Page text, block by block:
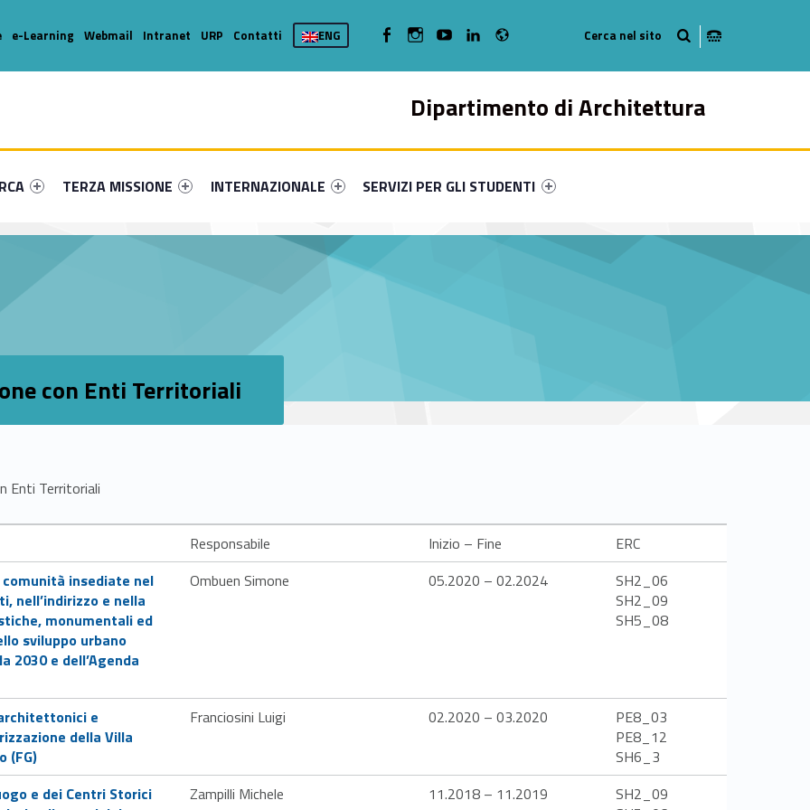
Dipartimento di Architettura
primary-52733-16
#link-menu-primary-22677-36
Link identifier #link-menu-primary-25350-46
TERZA MISSIONE
Link identifier #link-menu-primary-76352-49
INTERNAZIONALE
Link identifier #link-menu-primary-30702-57
SERVIZI PER GLI STUDENTI
e-Learning Webmail Intranet URP Contatti ENG WebMan on FacebookWebMan on Instagram
WebMan on YoutubeWebMan on Linkedin
con Enti Territoriali
Enti Territoriali
Responsabile Inizio – Fine
ERC
insediate nel
nell’indirizzo e nella
monumentali ed
sviluppo urbano
2030 e dell’Agenda
Ombuen Simone 05.2020 – 02.2024
SH2_06
SH2_09
SH5_08
e
della Villa
(FG)
Franciosini Luigi 02.2020 – 03.2020
PE8_03
PE8_12
SH6_3
e dei Centri Storici
Zampilli Michele 11.2018 – 11.2019
SH2_09